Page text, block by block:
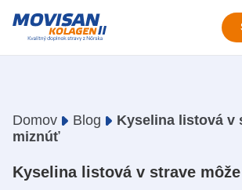
Domov Blog
Kyselina listová v
miznúť
Kyselina listová v strave